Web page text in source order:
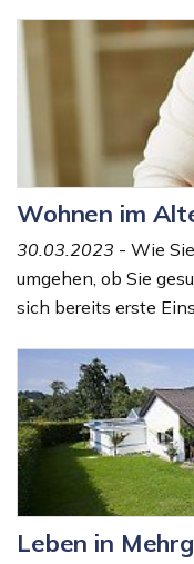
Wohnen im
30.03.2023 - Wie
umgehen, ob Sie
sich bereits erste
Leben in